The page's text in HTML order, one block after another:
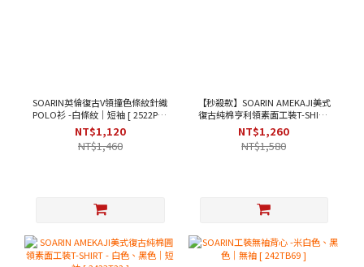
SOARIN英倫復古V領撞色條紋針織
POLO衫 -白條紋｜短袖 [ 2522P33
]
NT$1,120
NT$1,460
【秒殺款】SOARIN AMEKAJI美式
復古純棉亨利領素面工裝T-SHIRT
- 米黃色｜短袖 [ 2423T31 ]
NT$1,260
NT$1,580